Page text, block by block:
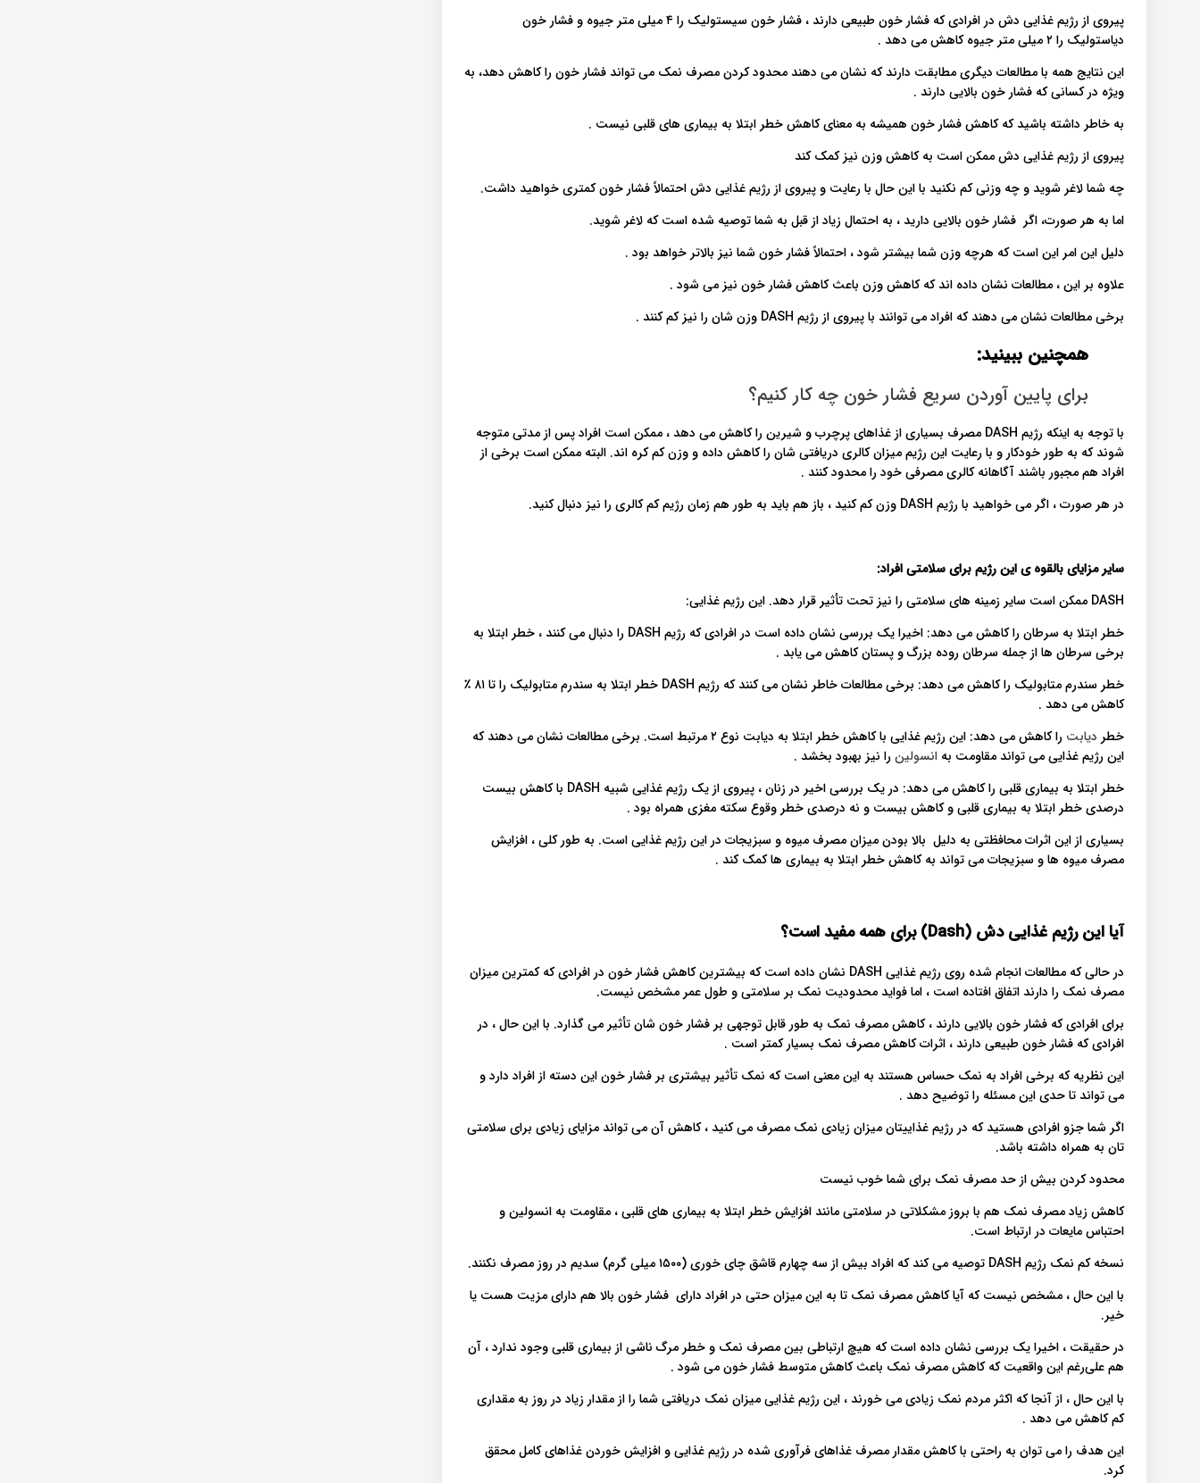
پیروی از رژیم غذایی دش در افرادی که فشار خون طبیعی دارند ، فشار خون سیستولیک را ۴ میلی متر جیوه و فشار خون
دیاستولیک را ۲ میلی متر جیوه کاهش می دهد .
این نتایج همه با مطالعات دیگری مطابقت دارند که نشان می دهند محدود کردن مصرف نمک می تواند فشار خون را کاهش دهد، به
ویژه در کسانی که فشار خون بالایی دارند .
به خاطر داشته باشید که کاهش فشار خون همیشه به معنای کاهش خطر ابتلا به بیماری های قلبی نیست .
پیروی از رژیم غذایی دش ممکن است به کاهش وزن نیز کمک کند
چه شما لاغر شوید و چه وزنی کم نکنید با این حال با رعایت و پیروی از رژیم غذایی دش احتمالاً فشار خون کمتری خواهید داشت.
اما به هر صورت، اگر فشار خون بالایی دارید ، به احتمال زیاد از قبل به شما توصیه شده است که لاغر شوید.
دلیل این امر این است که هرچه وزن شما بیشتر شود ، احتمالاً فشار خون شما نیز بالاتر خواهد بود .
علاوه بر این ، مطالعات نشان داده اند که کاهش وزن باعث کاهش فشار خون نیز می شود .
برخی مطالعات نشان می دهند که افراد می توانند با پیروی از رژیم DASH وزن شان را نیز کم کنند .
همچنین ببینید:
برای پایین آوردن سریع فشار خون چه کار کنیم؟
با توجه به اینکه رژیم DASH مصرف بسیاری از غذاهای پرچرب و شیرین را کاهش می دهد ، ممکن است افراد پس از مدتی متوجه
شوند که به طور خودکار و با رعایت این رژیم میزان کالری دریافتی شان را کاهش داده و وزن کم کره اند. البته ممکن است برخی از
افراد هم مجبور باشند آگاهانه کالری مصرفی خود را محدود کنند .
در هر صورت ، اگر می خواهید با رژیم DASH وزن کم کنید ، باز هم باید به طور هم زمان رژیم کم کالری را نیز دنبال کنید.
سایر مزایای بالقوه ی این رژیم برای سلامتی افراد:
DASH ممکن است سایر زمینه های سلامتی را نیز تحت تأثیر قرار دهد. این رژیم غذایی:
خطر ابتلا به سرطان را کاهش می دهد: اخیرا یک بررسی نشان داده است در افرادی که رژیم DASH را دنبال می کنند ، خطر ابتلا به
برخی سرطان ها از جمله سرطان روده بزرگ و پستان کاهش می یابد .
خطر سندرم متابولیک را کاهش می دهد: برخی مطالعات خاطر نشان می کنند که رژیم DASH خطر ابتلا به سندرم متابولیک را تا ۸۱ ٪
کاهش می دهد .
خطر دیابت
را کاهش می دهد: این رژیم غذایی با کاهش خطر ابتلا به دیابت نوع ۲ مرتبط است. برخی مطالعات نشان می دهند که
این رژیم غذایی می تواند مقاومت به انسولینرا نیز بهبود بخشد .
خطر ابتلا به بیماری قلبی را کاهش می دهد: در یک بررسی اخیر در زنان ، پیروی از یک رژیم غذایی شبیه DASH با کاهش بیست
درصدی خطر ابتلا به بیماری قلبی و کاهش بیست و نه درصدی خطر وقوع سکته مغزی همراه بود .
بسیاری از این اثرات محافظتی به دلیل بالا بودن میزان مصرف میوه و سبزیجات در این رژیم غذایی است. به طور کلی ، افزایش
مصرف میوه ها و سبزیجات می تواند به کاهش خطر ابتلا به بیماری ها کمک کند .
آیا این رژیم غذایی دش (Dash) برای همه مفید است؟
در حالی که مطالعات انجام شده روی رژیم غذایی DASH نشان داده است که بیشترین کاهش فشار خون در افرادی که کمترین میزان
مصرف نمک را دارند اتفاق افتاده است ، اما فواید محدودیت نمک بر سلامتی و طول عمر مشخص نیست.
برای افرادی که فشار خون بالایی دارند ، کاهش مصرف نمک به طور قابل توجهی بر فشار خون شان تأثیر می گذارد. با این حال ، در
افرادی که فشار خون طبیعی دارند ، اثرات کاهش مصرف نمک بسیار کمتر است .
این نظریه که برخی افراد به نمک حساس هستند به این معنی است که نمک تأثیر بیشتری بر فشار خون این دسته از افراد دارد و
می تواند تا حدی این مسئله را توضیح دهد .
اگر شما جزو افرادی هستید که در رژیم غذاییتان میزان زیادی نمک مصرف می کنید ، کاهش آن می تواند مزایای زیادی برای سلامتی
تان به همراه داشته باشد.
محدود کردن بیش از حد مصرف نمک برای شما خوب نیست
کاهش زیاد مصرف نمک هم با بروز مشکلاتی در سلامتی مانند افزایش خطر ابتلا به بیماری های قلبی ، مقاومت به انسولین و
احتباس مایعات در ارتباط است.
نسخه کم نمک رژیم DASH توصیه می کند که افراد بیش از سه چهارم قاشق چای خوری (۱۵۰۰ میلی گرم) سدیم در روز مصرف نکنند.
با این حال ، مشخص نیست که آیا کاهش مصرف نمک تا به این میزان حتی در افراد دارای فشار خون بالا هم دارای مزیت هست یا
خیر.
در حقیقت ، اخیرا یک بررسی نشان داده است که هیچ ارتباطی بین مصرف نمک و خطر مرگ ناشی از بیماری قلبی وجود ندارد ، آن
هم علی‌رغم این واقعیت که کاهش مصرف نمک باعث کاهش متوسط ​​فشار خون می شود .
با این حال ، از آنجا که اکثر مردم نمک زیادی می خورند ، این رژیم غذایی میزان نمک دریافتی شما را از مقدار زیاد در روز به مقداری
کم کاهش می دهد .
این هدف را می توان به راحتی با کاهش مقدار مصرف غذاهای فرآوری شده در رژیم غذایی و افزایش خوردن غذاهای کامل محقق
کرد.